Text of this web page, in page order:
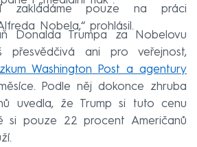
zakládáme pouze na práci
Nobela,“ prohlásil.
Donalda Trumpa za Nobelovu
přesvědčivá ani pro veřejnost,
Washington Post a agentury
Podle něj dokonce zhruba
uvedla, že Trump si tuto cenu
si pouze 22 procent Američanů